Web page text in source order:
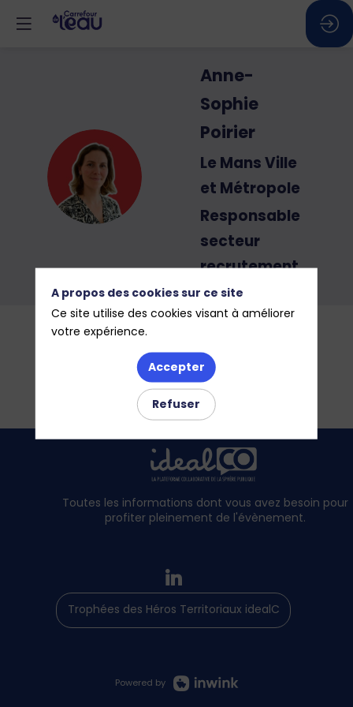
AP
Anne-
Sophie
Poirier
Le Mans Ville
et Métropole
Responsable
secteur
recrutement
Toutes les informations dont vous avez besoin pour
profiter pleinement de l'évènement.
Trophées des Héros Territoriaux idealCO
Powered by
A propos des cookies sur ce site
Ce site utilise des cookies visant à améliorer
votre expérience.
Accepter
Refuser